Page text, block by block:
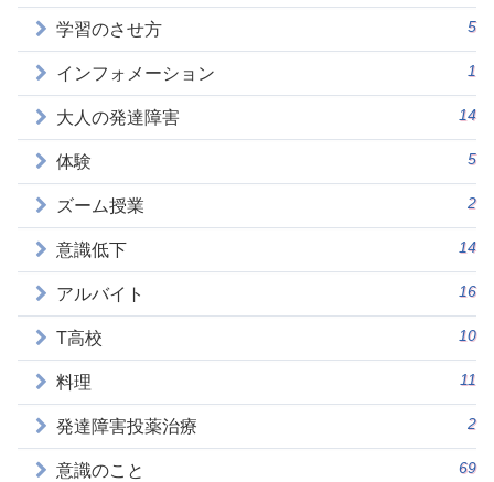
学習のさせ方 5
インフォメーション 1
大人の発達障害 14
体験 5
ズーム授業 2
意識低下 14
アルバイト 16
T高校 10
料理 11
発達障害投薬治療 2
意識のこと 69